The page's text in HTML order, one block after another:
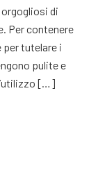
di
Per contenere
per tutelare i
pulite e
[…]